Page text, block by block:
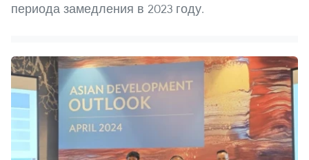
периода замедления в 2023 году.